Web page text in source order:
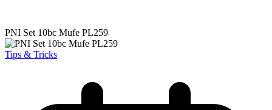
PNI Set 10bc Mufe PL259
Tips & Tricks